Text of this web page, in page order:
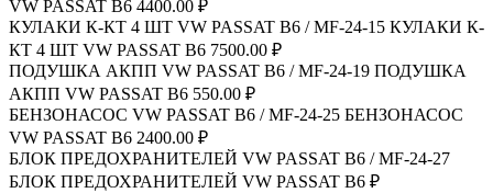
VW PASSAT B6 4400.00 ₽
КУЛАКИ К-КТ 4 ШТ VW PASSAT B6 / MF-24-15 КУЛАКИ К-
КТ 4 ШТ VW PASSAT B6 7500.00 ₽
ПОДУШКА АКПП VW PASSAT B6 / MF-24-19 ПОДУШКА
АКПП VW PASSAT B6 550.00 ₽
БЕНЗОНАСОС VW PASSAT B6 / MF-24-25 БЕНЗОНАСОС
VW PASSAT B6 2400.00 ₽
БЛОК ПРЕДОХРАНИТЕЛЕЙ VW PASSAT B6 / MF-24-27
БЛОК ПРЕДОХРАНИТЕЛЕЙ VW PASSAT B6 ₽